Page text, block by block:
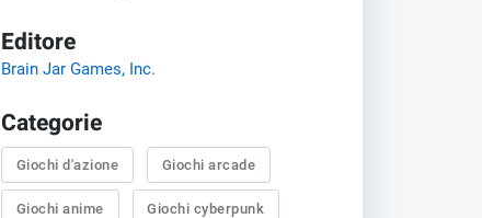
Editore
Brain Jar Games, Inc.
Categorie
Giochi d'azione Giochi arcade
Giochi anime Giochi cyberpunk